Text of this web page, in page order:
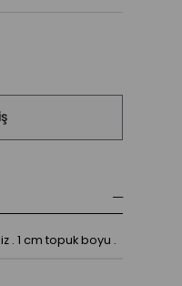
. 1 cm topuk boyu .